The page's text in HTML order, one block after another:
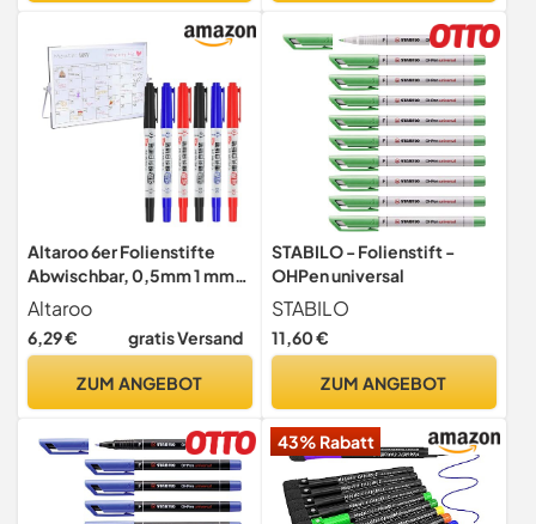
Altaroo 6er Folienstifte
Abwischbar, 0,5mm 1 mm
Doppelspitze, 3 Farben
Altaroo
6,29 € gratis Versand
ZUM ANGEBOT
STABILO - Folienstift -
OHPen universal
STABILO
11,60 €
ZUM ANGEBOT
43% Rabatt